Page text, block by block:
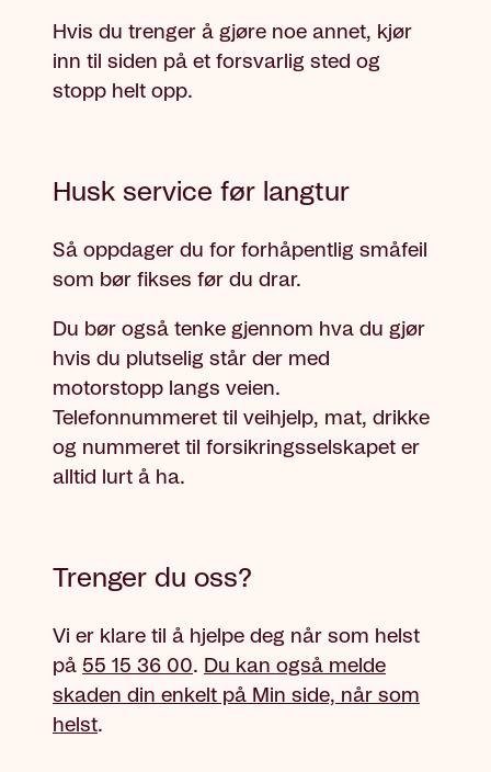
Hvis du trenger å gjøre noe annet, kjør
inn til siden på et forsvarlig sted og
stopp helt opp.
Husk service før langtur
Så oppdager du for forhåpentlig småfeil
som bør fikses før du drar.
Du bør også tenke gjennom hva du gjør
hvis du plutselig står der med
motorstopp langs veien.
Telefonnummeret til veihjelp, mat, drikke
og nummeret til forsikringsselskapet er
alltid lurt å ha.
Trenger du oss?
Vi er klare til å hjelpe deg når som helst
på 55 15 36 00. Du kan også melde
skaden din enkelt på Min side, når som
helst.